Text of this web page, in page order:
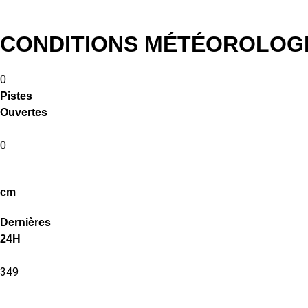
CONDITIONS
0
Pistes
Ouvertes
0
cm
Dernières
24H
349